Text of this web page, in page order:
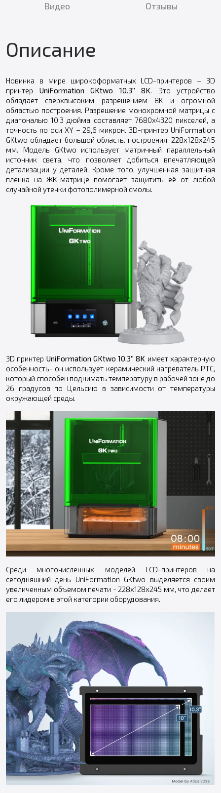
Видео Отзывы
Описание
Новинка в мире широкоформатных LCD-принтеров – 3D
принтер UniFormation GKtwo 10.3'' 8K . Это устройство
обладает сверхвысоким разрешением 8K и огромной
областью построения. Разрешение монохромной матрицы с
диагональю 10.3 дюйма составляет 7680x4320 пикселей, а
точность по оси XY – 29,6 микрон. 3D-принтер UniFormation
GKtwo обладает большой область. построения: 228х128х245
мм. Модель GKtwo использует матричный параллельный
источник света, что позволяет добиться впечатляющей
детализации у деталей. Кроме того, улучшенная защитная
пленка на ЖК-матрице помогает защитить её от любой
случайной утечки фотополимерной смолы.
3D принтер UniFormation GKtwo 10.3'' 8K имеет характерную
особенность- он использует керамический нагреватель PTC,
который способен поднимать температуру в рабочей зоне до
26 градусов по Цельсию в зависимости от температуры
окружающей среды.
Среди многочисленных моделей LCD-принтеров на
сегодняшний день UniFormation GKtwo выделяется своим
увеличенным объемом печати - 228х128х245 мм, что делает
его лидером в этой категории оборудования.